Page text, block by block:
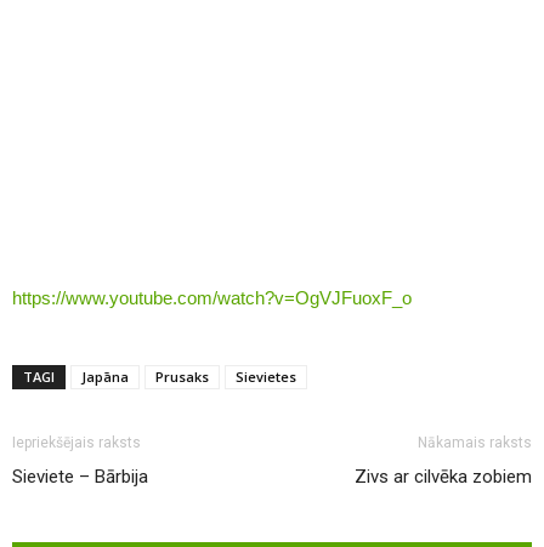
https://www.youtube.com/watch?v=OgVJFuoxF_o
TAGI Japāna Prusaks Sievietes
Iepriekšējais raksts
Sieviete – Bārbija
Nākamais raksts
Zivs ar cilvēka zobiem